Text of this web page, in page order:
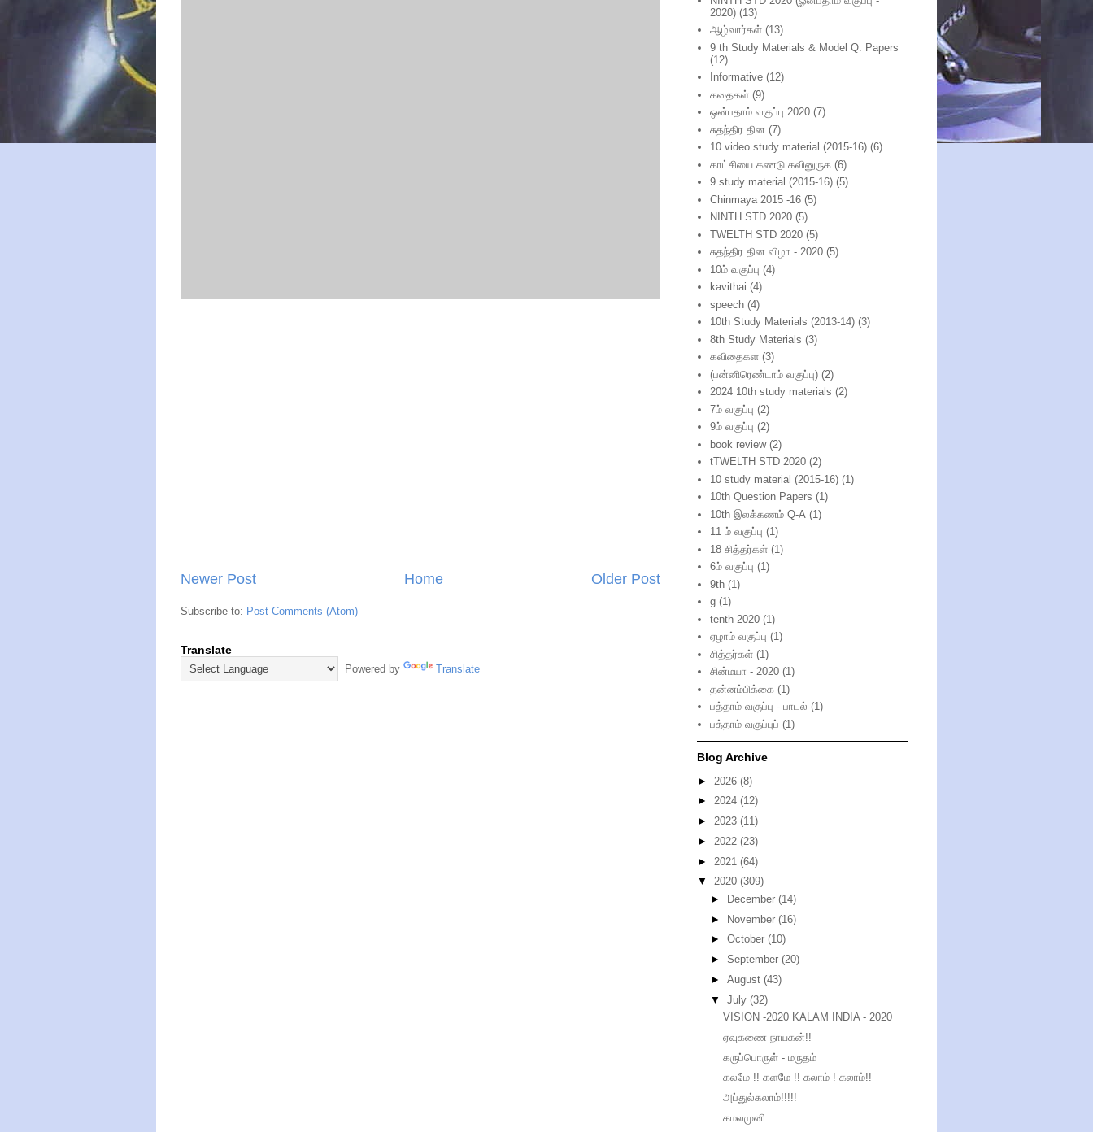
Newer Post Older Post
Home
Subscribe to: Post Comments (Atom)
Translate
Powered by Translate
2020) (13)
ஆழ்வார்கள் (13)
9 th Study Materials & Model Q. Papers
(12)
Informative (12)
கதைகள் (9)
ஒன்பதாம் வகுப்பு 2020 (7)
சுதந்திர தின (7)
10 video study material (2015-16) (6)
காட்சியை கணடு கவினுருக (6)
9 study material (2015-16) (5)
Chinmaya 2015 -16 (5)
NINTH STD 2020 (5)
TWELTH STD 2020 (5)
சுதந்திர தின விழா - 2020 (5)
10ம் வகுப்பு (4)
kavithai (4)
speech (4)
10th Study Materials (2013-14) (3)
8th Study Materials (3)
கவிதைகள (3)
(பன்னிரெண்டாம் வகுப்பு) (2)
2024 10th study materials (2)
7ம் வகுப்பு (2)
9ம் வகுப்பு (2)
book review (2)
tTWELTH STD 2020 (2)
10 study material (2015-16) (1)
10th Question Papers (1)
10th இலக்கணம் Q-A (1)
11 ம் வகுப்பு (1)
18 சித்தர்கள் (1)
6ம் வகுப்பு (1)
9th (1)
g (1)
tenth 2020 (1)
ஏழாம் வகுப்பு (1)
சித்தர்கள் (1)
சின்மயா - 2020 (1)
தன்னம்பிக்கை (1)
பத்தாம் வகுப்பு - பாடல் (1)
பத்தாம் வகுப்புப் (1)
Blog Archive
► 2026 (8)
► 2024 (12)
► 2023 (11)
► 2022 (23)
► 2021 (64)
▼ 2020 (309)
►
December (14)
► November (16)
► October (10)
► September (20)
► August (43)
▼ July (32)
VISION -2020 KALAM INDIA - 2020
ஏவுகணை நாயகன்!!
கருப்பொருள் - மருதம்
கலமே !! களமே !! கலாம் ! கலாம்!!
அப்துல்கலாம்!!!!!
கமலமுனி